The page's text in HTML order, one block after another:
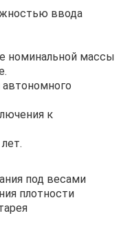
ввода
номинальной массы
к
под весами
плотности